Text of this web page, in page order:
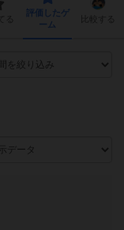
評価したゲ
ーム